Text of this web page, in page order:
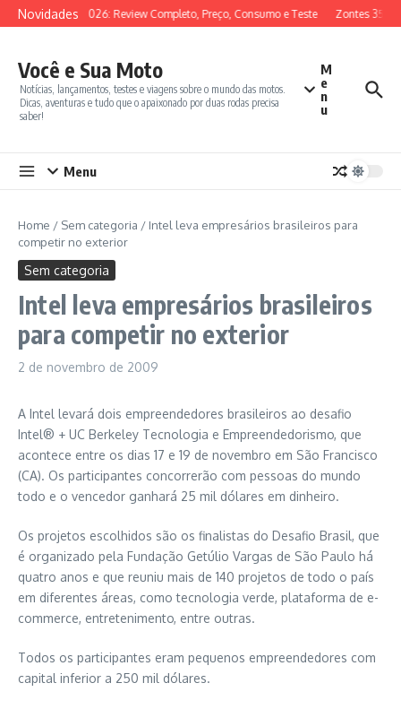
Ir para o conteúdo
Novidades
SYM ADX 150 2026: Review Completo, Preço, Consumo e Teste Zontes 350E
Você e Sua Moto
Notícias, lançamentos, testes e viagens sobre o mundo das motos.
Dicas, aventuras e tudo que o apaixonado por duas rodas precisa
saber!
M
e
n
u
Menu
Home / Sem categoria / Intel leva empresários brasileiros para
competir no exterior
Sem categoria
Intel leva empresários brasileiros
para competir no exterior
2 de novembro de 2009
A Intel levará dois empreendedores brasileiros ao desafio
Intel® + UC Berkeley Tecnologia e Empreendedorismo, que
acontece entre os dias 17 e 19 de novembro em São Francisco
(CA). Os participantes concorrerão com pessoas do mundo
todo e o vencedor ganhará 25 mil dólares em dinheiro.
Os projetos escolhidos são os finalistas do Desafio Brasil, que
é organizado pela Fundação Getúlio Vargas de São Paulo há
quatro anos e que reuniu mais de 140 projetos de todo o país
em diferentes áreas, como tecnologia verde, plataforma de e-
commerce, entretenimento, entre outras.
Todos os participantes eram pequenos empreendedores com
capital inferior a 250 mil dólares.